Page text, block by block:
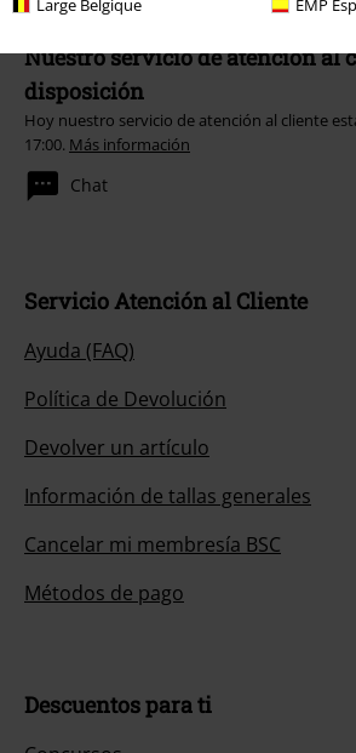
Nuestro servicio de atención al
disposición
Hoy nuestro servicio de atención al cliente
17:00. Más información
Chat
Servicio Atención al Cliente
Ayuda (FAQ)
Política de Devolución
Devolver un artículo
Información de tallas generales
Cancelar mi membresía BSC
Métodos de pago
Descuentos para ti